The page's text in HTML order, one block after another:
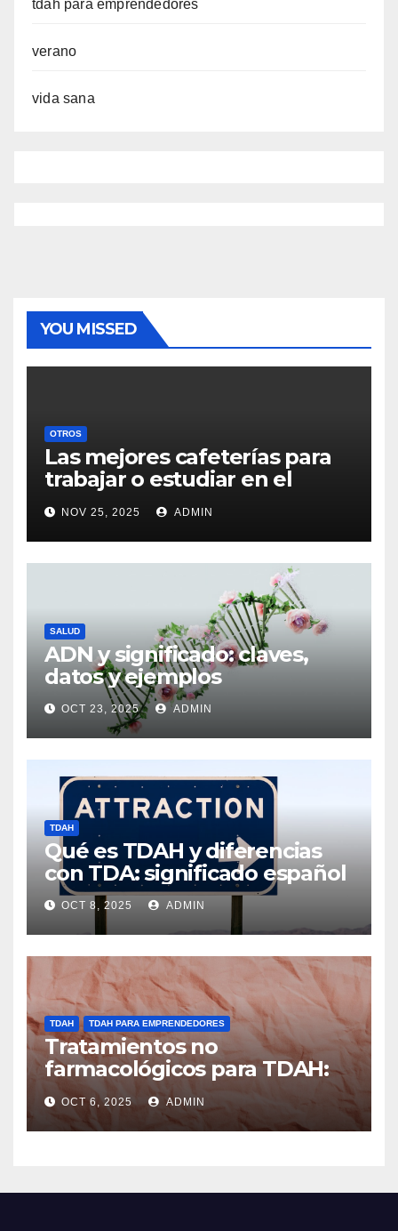
tdah para emprendedores
verano
vida sana
YOU MISSED
OTROS
Las mejores cafeterías para
trabajar o estudiar en el
centro de Vigo
NOV 25, 2025 ADMIN
SALUD
ADN y significado: claves,
datos y ejemplos
OCT 23, 2025 ADMIN
TDAH
Qué es TDAH y diferencias
con TDA: significado español
OCT 8, 2025 ADMIN
TDAH TDAH PARA EMPRENDEDORES
Tratamientos no
farmacológicos para TDAH:
opciones prácticas
OCT 6, 2025 ADMIN